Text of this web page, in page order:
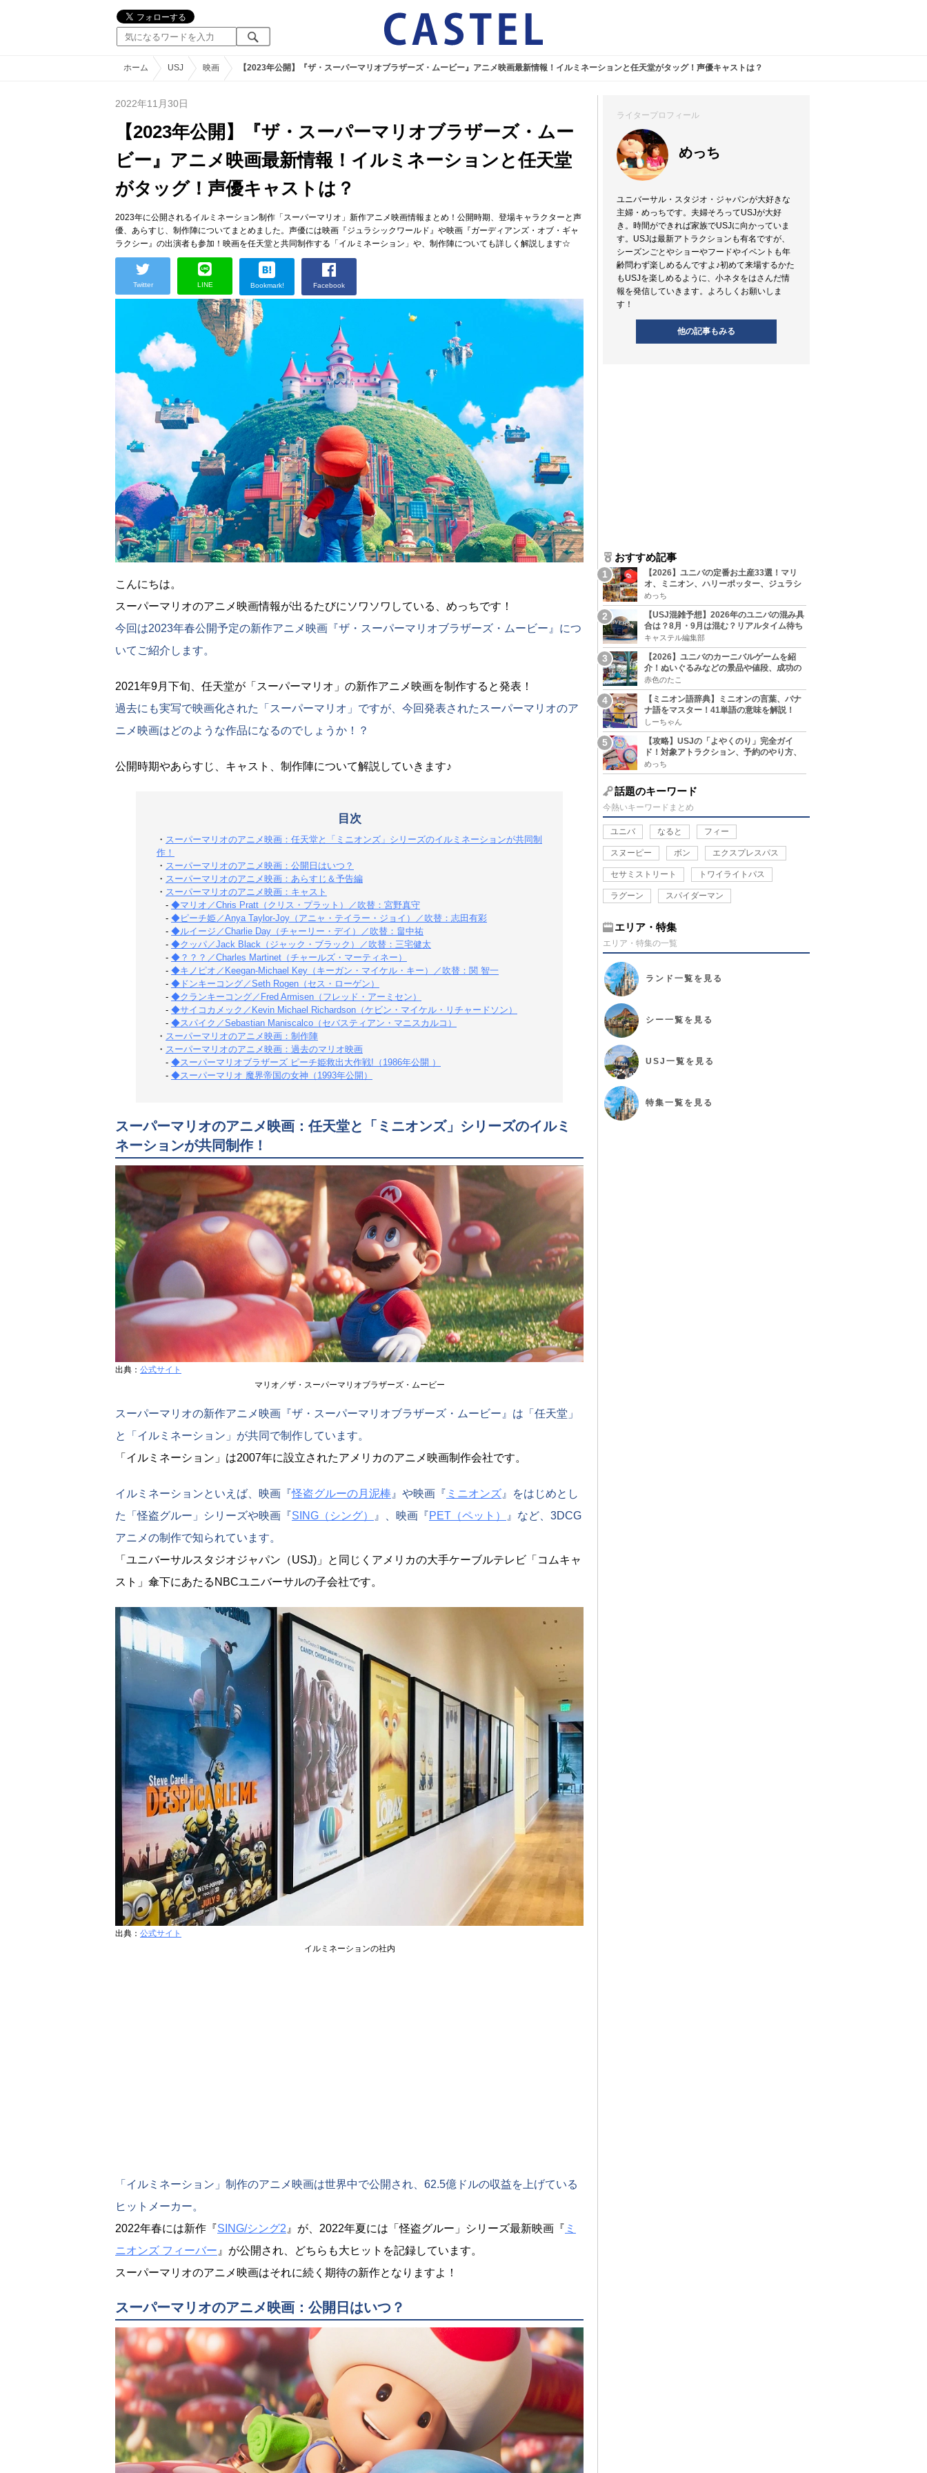
ホーム USJ 映画 【2023年公開】『ザ・スーパーマリオブラザーズ・ムービー』アニメ映画最新情報！イルミネーションと任天堂がタッグ！声優キャストは？
2022年11月30日
【2023年公開】『ザ・スーパーマリオブラザーズ・ムー
ビー』アニメ映画最新情報！イルミネーションと任天堂
がタッグ！声優キャストは？
2023年に公開されるイルミネーション制作「スーパーマリオ」新作アニメ映画情報まとめ！公開時期、登場キャラクターと声
優、あらすじ、制作陣についてまとめました。声優には映画『ジュラシックワールド』や映画『ガーディアンズ・オブ・ギャ
ラクシー』の出演者も参加！映画を任天堂と共同制作する「イルミネーション」や、制作陣についても詳しく解説します☆
Twitter LINE Bookmark! Facebook
こんにちは。
スーパーマリオのアニメ映画情報が出るたびにソワソワしている、めっちです！
今回は2023年春公開予定の新作アニメ映画『ザ・スーパーマリオブラザーズ・ムービー』につ
いてご紹介します。
2021年9月下旬、任天堂が「スーパーマリオ」の新作アニメ映画を制作すると発表！
過去にも実写で映画化された「スーパーマリオ」ですが、今回発表されたスーパーマリオのア
ニメ映画はどのような作品になるのでしょうか！？
公開時期やあらすじ、キャスト、制作陣について解説していきます♪
目次
・ スーパーマリオのアニメ映画：任天堂と「ミニオンズ」シリーズのイルミネーションが共同制
作！
・ スーパーマリオのアニメ映画：公開日はいつ？
・ スーパーマリオのアニメ映画：あらすじ＆予告編
・ スーパーマリオのアニメ映画：キャスト
- ◆マリオ／Chris Pratt（クリス・プラット）／吹替：宮野真守
- ◆ピーチ姫／Anya Taylor-Joy（アニャ・テイラー・ジョイ）／吹替：志田有彩
- ◆ルイージ／Charlie Day（チャーリー・デイ）／吹替：畠中祐
- ◆クッパ／Jack Black（ジャック・ブラック）／吹替：三宅健太
- ◆？？？／Charles Martinet（チャールズ・マーティネー）
- ◆キノピオ／Keegan-Michael Key（キーガン・マイケル・キー）／吹替：関 智一
- ◆ドンキーコング／Seth Rogen（セス・ローゲン）
- ◆クランキーコング／Fred Armisen（フレッド・アーミセン）
- ◆サイコカメック／Kevin Michael Richardson（ケビン・マイケル・リチャードソン）
- ◆スパイク／Sebastian Maniscalco（セバスティアン・マニスカルコ）
・ スーパーマリオのアニメ映画：制作陣
・ スーパーマリオのアニメ映画：過去のマリオ映画
- ◆スーパーマリオブラザーズ ピーチ姫救出大作戦!（1986年公開 ）
- ◆スーパーマリオ 魔界帝国の女神（1993年公開）
スーパーマリオのアニメ映画：任天堂と「ミニオンズ」シリーズのイルミ
ネーションが共同制作！
出典： 公式サイト
マリオ／ザ・スーパーマリオブラザーズ・ムービー
スーパーマリオの新作アニメ映画『ザ・スーパーマリオブラザーズ・ムービー』は「任天堂」
と「イルミネーション」が共同で制作しています。
「イルミネーション」は2007年に設立されたアメリカのアニメ映画制作会社です。
イルミネーションといえば、映画『怪盗グルーの月泥棒 』や映画『 ミニオンズ 』をはじめとし
た「怪盗グルー」シリーズや映画『SING（シング） 』、映画『PET（ペット）
』など、3DCG
アニメの制作で知られています。
「ユニバーサルスタジオジャパン（USJ)」と同じくアメリカの大手ケーブルテレビ「コムキャ
スト」傘下にあたるNBCユニバーサルの子会社です。
出典： 公式サイト
イルミネーションの社内
「イルミネーション」制作のアニメ映画は世界中で公開され、62.5億ドルの収益を上げている
ヒットメーカー。
2022年春には新作『SING/シング2 』が、2022年夏には「怪盗グルー」シリーズ最新映画『 ミ
ニオンズ フィーバー 』が公開され、どちらも大ヒットを記録しています。
スーパーマリオのアニメ映画はそれに続く期待の新作となりますよ！
スーパーマリオのアニメ映画：公開日はいつ？
ライタープロフィール
めっち
ユニバーサル・スタジオ・ジャパンが大好きな
主婦・めっちです。夫婦そろってUSJが大好
き。時間ができれば家族でUSJに向かっていま
す。USJは最新アトラクションも有名ですが、
シーズンごとやショーやフードやイベントも年
齢問わず楽しめるんですよ♪初めて来場するかた
もUSJを楽しめるように、小ネタをはさんだ情
報を発信していきます。よろしくお願いしま
す！
他の記事もみる
おすすめ記事
【2026】ユニバの定番お土産33選！マリ
オ、ミニオン、ハリーポッター、ジュラシ
ックパーク、セサミ、SINGなどのグッズ情
報
めっち
【USJ混雑予想】2026年のユニバの混み具
合は？8月・9月は混む？リアルタイム待ち
時間アプリも
キャステル編集部
【2026】ユニバのカーニバルゲームを紹
介！ぬいぐるみなどの景品や値段、成功の
コツ、実施場所まとめ
赤色のたこ
【ミニオン語辞典】ミニオンの言葉、バナ
ナ語をマスター！41単語の意味を解説！
しーちゃん
【攻略】USJの「よやくのり」完全ガイ
ド！対象アトラクション、予約のやり方、
整理券との違い、注意点を紹介
めっち
話題のキーワード
今熱いキーワードまとめ
ユニバ なると フィー
スヌーピー ボン エクスプレスパス
セサミストリート トワイライトパス
ラグーン スパイダーマン
エリア・特集
エリア・特集の一覧
ランド 一覧を見る
シー一覧を見る
USJ 一覧を見る
特集一覧を見る